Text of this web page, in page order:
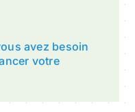
avez besoin
votre